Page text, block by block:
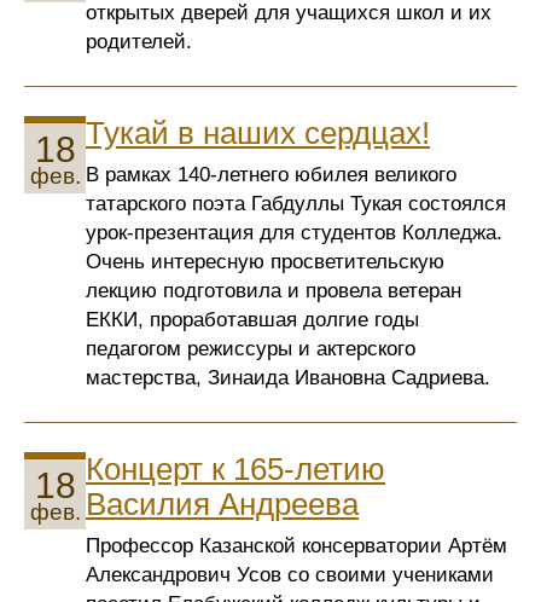
открытых дверей для учащихся школ и их
родителей.
18
фев.
Тукай в наших сердцах!
В рамках 140-летнего юбилея великого
татарского поэта Габдуллы Тукая состоялся
урок-презентация для студентов Колледжа.
Очень интересную просветительскую
лекцию подготовила и провела ветеран
ЕККИ, проработавшая долгие годы
педагогом режиссуры и актерского
мастерства, Зинаида Ивановна Садриева.
18
фев.
Концерт к 165-летию
Василия Андреева
Профессор Казанской консерватории Артём
Александрович Усов со своими учениками